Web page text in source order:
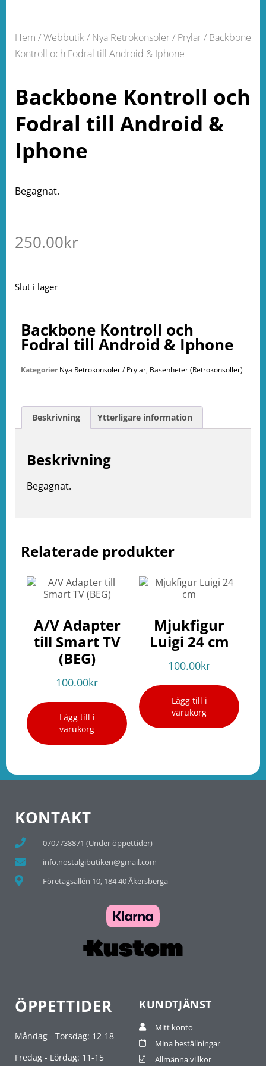
Hem /Webbutik/ Nya Retrokonsoler / Prylar/ Backbone
Kontroll och Fodral till Android & Iphone
Backbone Kontroll och
Fodral till Android &
Iphone
Begagnat.
250.00kr
Slut i lager
Relaterade produkter
A/V Adapter
till Smart TV
(BEG)
100.00kr
Lägg till i
varukorg
Mjukfigur
Luigi 24 cm
100.00kr
Lägg till i
varukorg
Backbone Kontroll och
Fodral till Android & Iphone
Kategorier Nya Retrokonsoler / Prylar, Basenheter (Retrokonsoller)
Beskrivning Ytterligare information
Beskrivning
Begagnat.
KONTAKT
0707738871 (Under öppettider)
info.nostalgibutiken@gmail.com
Företagsallén 10, 184 40 Åkersberga
ÖPPETTIDER
Måndag - Torsdag: 12-18
Fredag - Lördag: 11-15
KUNDTJÄNST
Mitt konto
Mina beställningar
Allmänna villkor